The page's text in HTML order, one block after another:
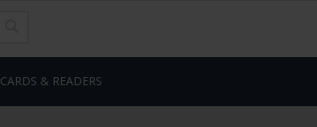
CARDS & READERS